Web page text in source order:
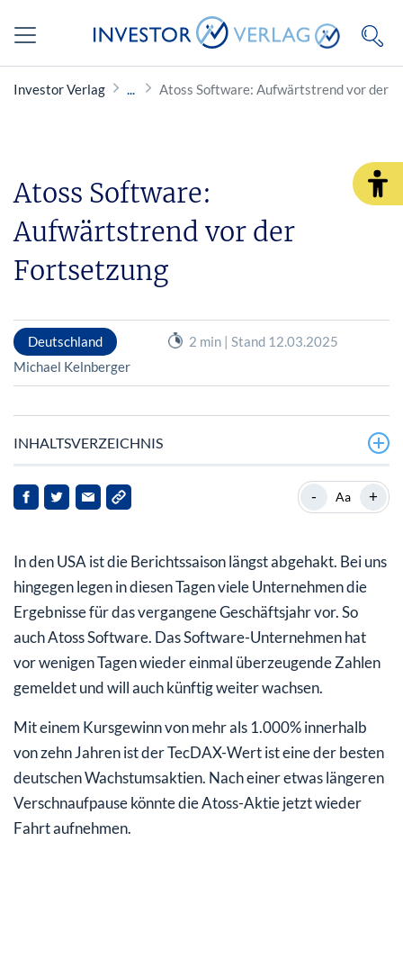
Investor Verlag Atoss Software: Aufwärtstrend vor der
Atoss Software:
Aufwärtstrend vor der
Fortsetzung
Deutschland
2 min | Stand 12.03.2025
Michael Kelnberger
INHALTSVERZEICHNIS
Atoss Software: Spezialist für Personal-Software
Aufwärtstrend vor der Fortsetzung
- Aa +
In den USA ist die Berichtssaison längst abgehakt. Bei uns
hingegen legen in diesen Tagen viele Unternehmen die
Ergebnisse für das vergangene Geschäftsjahr vor. So
auch Atoss Software. Das Software-Unternehmen hat
vor wenigen Tagen wieder einmal überzeugende Zahlen
gemeldet und will auch künftig weiter wachsen.
Mit einem Kursgewinn von mehr als 1.000% innerhalb
von zehn Jahren ist der TecDAX-Wert ist eine der besten
deutschen Wachstumsaktien. Nach einer etwas längeren
Verschnaufpause könnte die Atoss-Aktie jetzt wieder
Fahrt aufnehmen.